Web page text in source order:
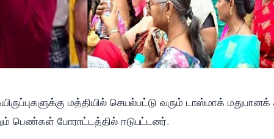
மத்தியில் செயல்பட்டு வரும் டாஸ்மாக்
பெண்கள் போராட்டத்தில் ஈடுபட்டனர்.